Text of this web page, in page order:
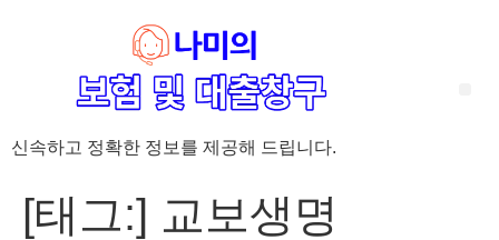
신속하고 정확한 정보를 제공해 드립니다.
[태그:] 교보생명